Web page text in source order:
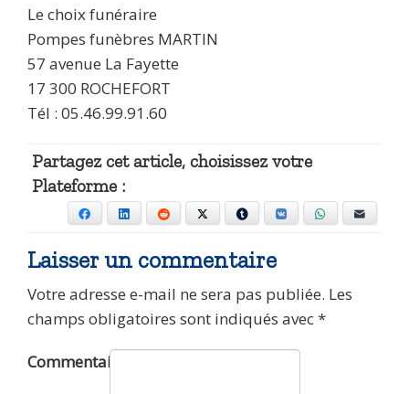
Le choix funéraire
Pompes funèbres MARTIN
57 avenue La Fayette
17 300 ROCHEFORT
Tél : 05.46.99.91.60
Partagez cet article, choisissez votre
Plateforme :
Facebook LinkedIn Reddit Tumblr VKontakte WhatsApp
Laisser un commentaire
Votre adresse e-mail ne sera pas publiée. Les
champs obligatoires sont indiqués avec*
Commentaire